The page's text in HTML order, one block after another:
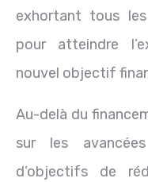
exhortant tous
pour atteindre
nouvel objectif
Au-delà du
sur les
d’objectifs de